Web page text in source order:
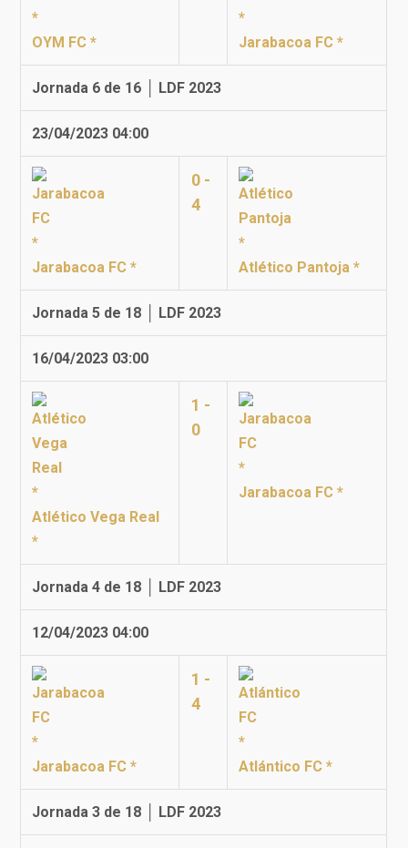
OYM FC * Jarabacoa FC *
Jornada 6 de 16 │ LDF 2023
23/04/2023 04:00
Jarabacoa FC *
0 -
4
Atlético Pantoja *
Jornada 5 de 18 │ LDF 2023
16/04/2023 03:00
Atlético Vega Real
*
1 -
0
Jarabacoa FC *
Jornada 4 de 18 │ LDF 2023
12/04/2023 04:00
Jarabacoa FC *
1 -
4
Atlántico FC *
Jornada 3 de 18 │ LDF 2023